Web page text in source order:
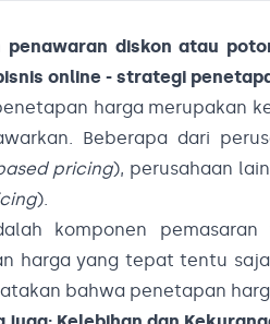
harga merupakan
Beberapa dari
pricing), perusahaan
).
komponen
harga yang tepat tentu
bahwa penetapan